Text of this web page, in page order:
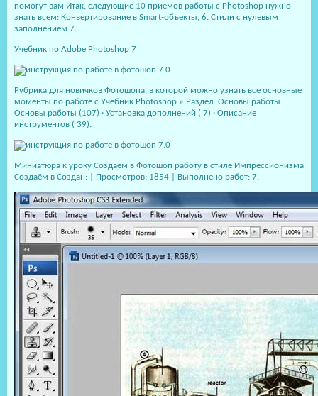
помогут вам Итак, следующие 10 приемов работы с Photoshop нужно
знать всем: Конвертирование в Smart-объекты, 6. Стили с нулевым
заполнением 7.
Учебник по Adobe Photoshop 7
Рубрика для новичков Фотошопа, в которой можно узнать все основные
моменты по работе с Учебник Photoshop » Раздел: Основы работы.
Основы работы (107) · Установка дополнений ( 7) · Описание
инструментов ( 39).
Миниатюра к уроку Создаём в Фотошоп работу в стиле Импрессионизма
Создаём в Создан: | Просмотров: 1854 | Выполнено работ: 7.